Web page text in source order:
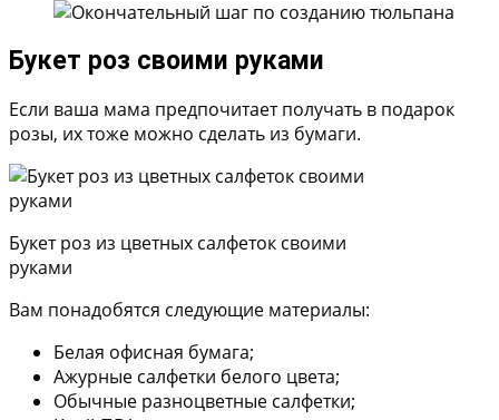
Букет роз своими руками
Если ваша мама предпочитает получать в подарок
розы, их тоже можно сделать из бумаги.
Букет роз из цветных салфеток своими
руками
Вам понадобятся следующие материалы:
Белая офисная бумага;
Ажурные салфетки белого цвета;
Обычные разноцветные салфетки;